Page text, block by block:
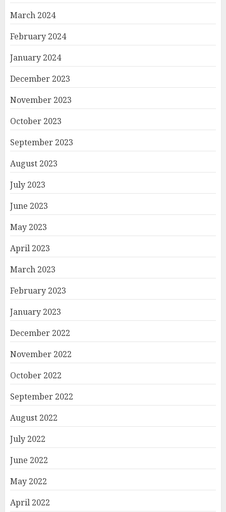
March 2024
February 2024
January 2024
December 2023
November 2023
October 2023
September 2023
August 2023
July 2023
June 2023
May 2023
April 2023
March 2023
February 2023
January 2023
December 2022
November 2022
October 2022
September 2022
August 2022
July 2022
June 2022
May 2022
April 2022